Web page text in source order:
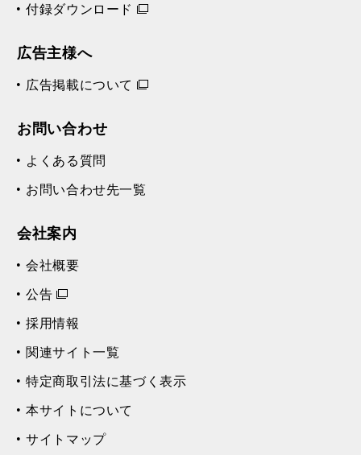
付録ダウンロード
広告主様へ
広告掲載について
お問い合わせ
よくある質問
お問い合わせ先一覧
会社案内
会社概要
公告
採用情報
関連サイト一覧
特定商取引法に基づく表示
本サイトについて
サイトマップ